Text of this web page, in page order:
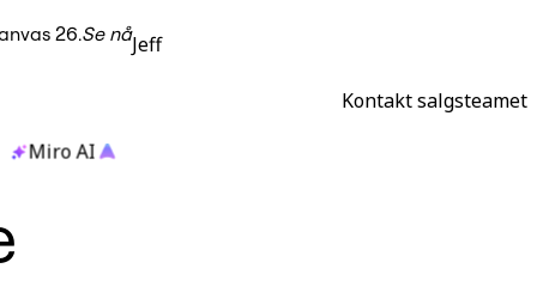
26.Se nåJeff
Kontakt salgsteamet
Miro AI